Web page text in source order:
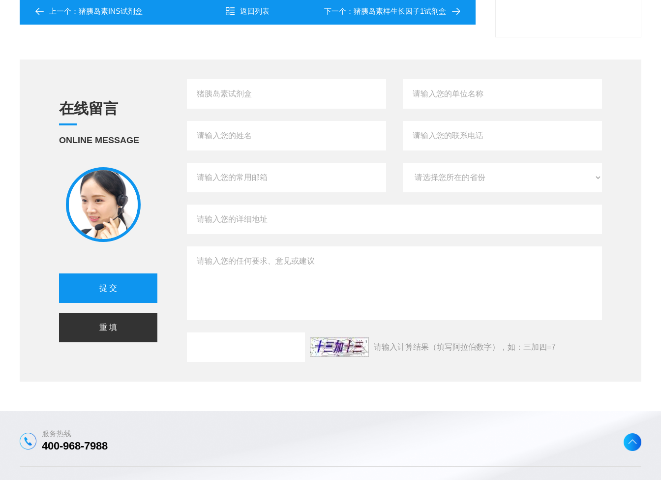
上一个： 猪胰岛素INS试剂盒 返回列表 下一个： 猪胰岛素样生长因子1试剂盒
在线留言
ONLINE MESSAGE
请输入计算结果（填写阿拉伯数字），如：三加四=7
服务热线
400-968-7988